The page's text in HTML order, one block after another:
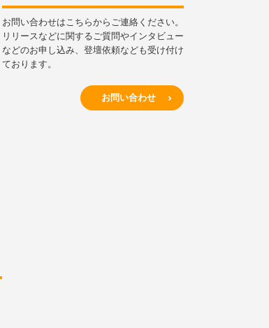
お問い合わせはこちらからご連絡ください。
リリースなどに関するご質問やインタビュー
などのお申し込み、登壇依頼なども受け付け
ております。
お問い合わせ